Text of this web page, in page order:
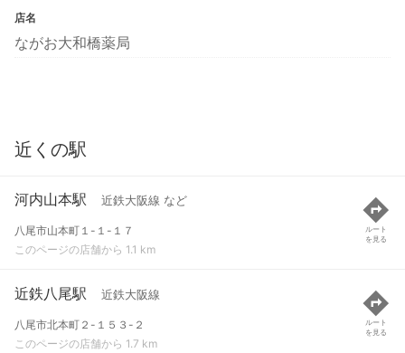
店名
ながお大和橋薬局
近くの駅
河内山本駅 近鉄大阪線 など
八尾市山本町１-１-１７
このページの店舗から 1.1 km
ルート
を見る
近鉄八尾駅 近鉄大阪線
八尾市北本町２-１５３-２
このページの店舗から 1.7 km
ルート
を見る